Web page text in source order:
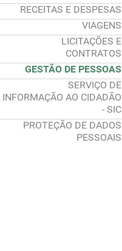
RECEITAS E DESPESAS
VIAGENS
LICITAÇÕES E
CONTRATOS
GESTÃO DE PESSOAS
SERVIÇO DE
INFORMAÇÃO AO CIDADÃO
- SIC
PROTEÇÃO DE DADOS
PESSOAIS